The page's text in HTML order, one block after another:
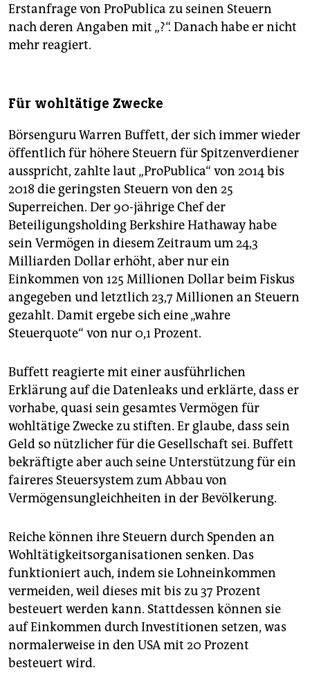
Erstanfrage von ProPublica zu seinen Steuern
nach deren Angaben mit „?“. Danach habe er nicht
mehr reagiert.
Für wohltätige Zwecke
Börsenguru Warren Buffett, der sich immer wieder
öffentlich für höhere Steuern für Spitzenverdiener
ausspricht, zahlte laut „ProPublica“ von 2014 bis
2018 die geringsten Steuern von den 25
Superreichen. Der 90-jährige Chef der
Beteiligungsholding Berkshire Hathaway habe
sein Vermögen in diesem Zeitraum um 24,3
Milliarden Dollar erhöht, aber nur ein
Einkommen von 125 Millionen Dollar beim Fiskus
angegeben und letztlich 23,7 Millionen an Steuern
gezahlt. Damit ergebe sich eine „wahre
Steuerquote“ von nur 0,1 Prozent.
Buffett reagierte mit einer ausführlichen
Erklärung auf die Datenleaks und erklärte, dass er
vorhabe, quasi sein gesamtes Vermögen für
wohltätige Zwecke zu stiften. Er glaube, dass sein
Geld so nützlicher für die Gesellschaft sei. Buffett
bekräftigte aber auch seine Unterstützung für ein
faireres Steuersystem zum Abbau von
Vermögensungleichheiten in der Bevölkerung.
Reiche können ihre Steuern durch Spenden an
Wohltätigkeitsorganisationen senken. Das
funktioniert auch, indem sie Lohneinkommen
vermeiden, weil dieses mit bis zu 37 Prozent
besteuert werden kann. Stattdessen können sie
auf Einkommen durch Investitionen setzen, was
normalerweise in den USA mit 20 Prozent
besteuert wird.